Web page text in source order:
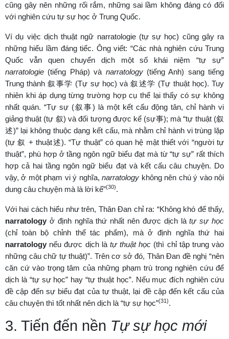
cũng gây nên những rối rắm, những sai lầm không đáng có đối
với nghiên cứu tự sự học ở Trung Quốc.
Ví dụ việc dịch thuật ngữ narratologie (tự sự học) cũng gây ra
những hiểu lầm đáng tiếc. Ông viết: “Các nhà nghiên cứu Trung
Quốc vẫn quen chuyển dịch một số khái niệm “tự sự”
narratologie (tiếng Pháp) và narratology(tiếng Anh) sang tiếng
Trung thành 叙事学 (Tự sự học) và 叙述学 (Tự thuật học). Tuy
nhiên khi áp dụng từng trường hợp cụ thể lại thấy có sự không
nhất quán. “Tự sự (叙事) là một kết cấu động tân, chỉ hành vi
giảng thuật (tự 叙) và đối tượng được kể (sự事); mà “tự thuật (叙
述)” lại không thuộc dạng kết cấu, mà nhằm chỉ hành vi trùng lặp
(tự 叙 + thuật述). “Tự thuật” có quan hệ mật thiết với “người tự
thuật”, phù hợp ở tầng ngôn ngữ biểu đạt mà từ “tự sự” rất thích
hợp cả hai tầng ngôn ngữ biểu đạt và kết cấu câu chuyện. Do
vậy, ở một phạm vi ý nghĩa,narratology không nên chú ý vào nội
dung câu chuyện mà là lời kể”(30).
Với hai cách hiểu như trên, Thân Đan chỉ ra: “Không khó để thấy,
narratology ở định nghĩa thứ nhất nên được dịch làtự sự học
(chỉ toàn bộ chỉnh thể tác phẩm), mà ở định nghĩa thứ hai
narratology nếu được dịch là tự thuật học (thì chỉ tập trung vào
những câu chữ tự thuật)”. Trên cơ sở đó, Thân Đan đề nghị “nên
căn cứ vào trọng tâm của những phạm trù trong nghiên cứu để
dịch là “tự sự học” hay “tự thuật học”. Nếu mục đích nghiên cứu
đề cập đến sự biểu đạt của tự thuật, lại đề cập đến kết cấu của
câu chuyện thì tốt nhất nên dịch là “tự sự học”(31).
3. Tiến đến nền Tự sự học mới